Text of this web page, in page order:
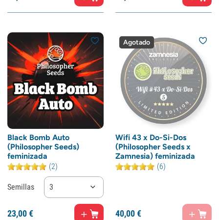
Black Bomb Auto
(Philosopher Seeds)
feminizada
(2)
Semillas 3
23,00€
Agotado
Wifi 43 x Do-Si-Dos
(Philosopher Seeds x
Zamnesia) feminizada
(6)
40,00€